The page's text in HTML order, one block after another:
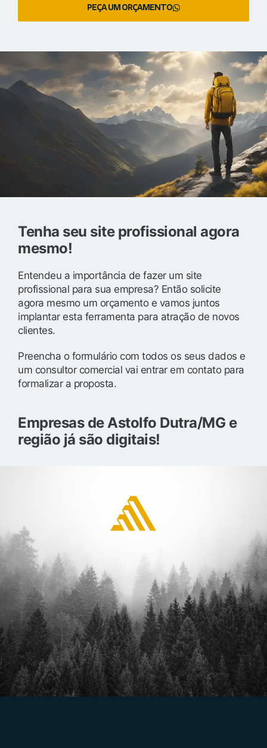
PEÇA UM ORÇAMENTO
Tenha seu site profissional agora
mesmo!
Entendeu a importância de fazer um site
profissional para sua empresa? Então solicite
agora mesmo um orçamento e vamos juntos
implantar esta ferramenta para atração de novos
clientes.
Preencha o formulário com todos os seus dados e
um consultor comercial vai entrar em contato para
formalizar a proposta.
Empresas de Astolfo Dutra/MG e
região já são digitais!